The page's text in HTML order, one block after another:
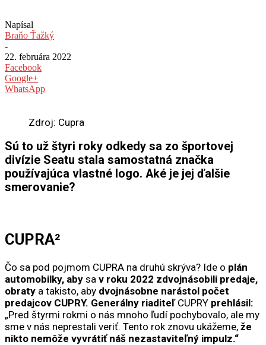
Napísal
Braňo Ťažký
-
22. februára 2022
Facebook
Google+
WhatsApp
Zdroj: Cupra
Sú to už štyri roky odkedy sa zo športovej
divízie Seatu stala samostatná značka
používajúca vlastné logo. Aké je jej ďalšie
smerovanie?
CUPRA²
Čo sa pod pojmom CUPRA na druhú skrýva? Ide o plán
automobilky, aby sa v roku 2022 zdvojnásobili predaje,
obraty a takisto, aby dvojnásobne narástol počet
predajcov CUPRY. Generálny riaditeľCUPRY prehlásil:
„Pred štyrmi rokmi o nás mnoho ľudí pochybovalo, ale my
sme v nás neprestali veriť. Tento rok znovu ukážeme, že
nikto nemôže vyvrátiť náš nezastaviteľný impulz.“